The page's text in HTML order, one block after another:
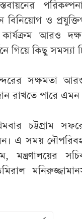
বিনিয়োগ ও
কার্যক্রম আরও
গিয়ে কিছু সমস্যা
সক্ষমতা
রাখতে পারে
চট্টগ্রাম
এ সময়
মন্ত্রণালয়ের